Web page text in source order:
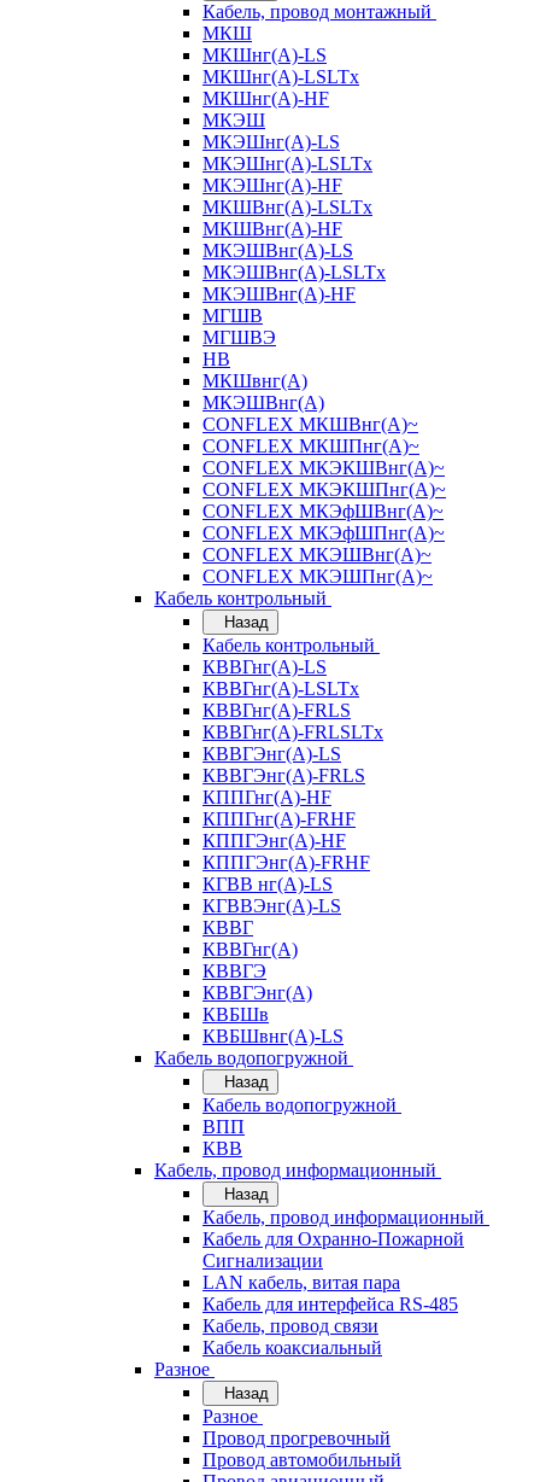
Кабель, провод монтажный
МКШ
МКШнг(А)-LS
МКШнг(А)-LSLTx
МКШнг(А)-HF
МКЭШ
МКЭШнг(А)-LS
МКЭШнг(А)-LSLTx
МКЭШнг(А)-HF
МКШВнг(A)-LSLTx
МКШВнг(А)-HF
МКЭШВнг(А)-LS
МКЭШВнг(A)-LSLTx
МКЭШВнг(А)-HF
МГШВ
МГШВЭ
НВ
МКШвнг(А)
МКЭШВнг(А)
CONFLEX МКШВнг(А)~
CONFLEX МКШПнг(А)~
CONFLEX МКЭКШВнг(А)~
CONFLEX МКЭКШПнг(А)~
CONFLEX МКЭфШВнг(А)~
CONFLEX МКЭфШПнг(А)~
CONFLEX МКЭШВнг(А)~
CONFLEX МКЭШПнг(А)~
Кабель контрольный
Назад
Кабель контрольный
КВВГнг(А)-LS
КВВГнг(А)-LSLTx
КВВГнг(А)-FRLS
КВВГнг(А)-FRLSLTx
КВВГЭнг(А)-LS
КВВГЭнг(А)-FRLS
КППГнг(А)-HF
КППГнг(А)-FRHF
КППГЭнг(А)-HF
КППГЭнг(А)-FRHF
КГВВ нг(А)-LS
КГВВЭнг(А)-LS
КВВГ
КВВГнг(А)
КВВГЭ
КВВГЭнг(А)
КВБШв
КВБШвнг(А)-LS
Кабель водопогружной
Назад
Кабель водопогружной
ВПП
КВВ
Кабель, провод информационный
Назад
Кабель, провод информационный
Кабель для Охранно-Пожарной
Сигнализации
LAN кабель, витая пара
Кабель для интерфейса RS-485
Кабель, провод связи
Кабель коаксиальный
Разное
Назад
Разное
Провод прогревочный
Провод автомобильный